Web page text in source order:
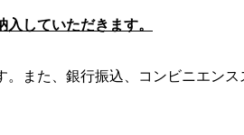
していただきます。
また、銀行振込、コンビニエン